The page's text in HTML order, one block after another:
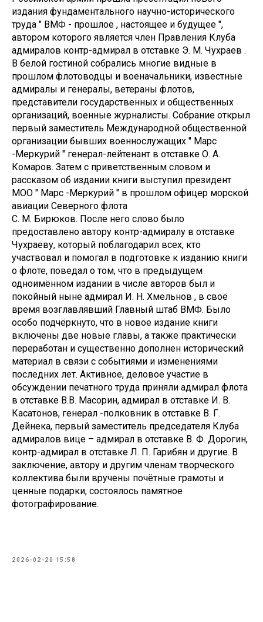
издания фундаментального научно-исторического
труда " ВМФ - прошлое , настоящее и будущее ",
автором которого является член Правления Клуба
адмиралов контр-адмирал в отставке Э. М. Чухраев .
В белой гостиной собрались многие видные в
прошлом флотоводцы и военачальники, известные
адмиралы и генералы, ветераны флотов,
представители государственных и общественных
организаций, военные журналисты. Собрание открыл
первый заместитель Международной общественной
организации бывших военнослужащих " Марс
-Меркурий " генерал-лейтенант в отставке О. А.
Комаров. Затем с приветственным словом и
рассказом об издании книги выступил президент
МОО " Марс -Меркурий " в прошлом офицер морской
авиации Северного флота
С. М. Бирюков. После него слово было
предоставлено автору контр-адмиралу в отставке
Чухраеву, который поблагодарил всех, кто
участвовал и помогал в подготовке к изданию книги
о флоте, поведал о том, что в предыдущем
одноимённом издании в числе авторов был и
покойный ныне адмирал И. Н. Хмельнов , в своё
время возглавлявший Главный штаб ВМФ. Было
особо подчёркнуто, что в новое издание книги
включены две новые главы, а также практически
переработан и существенно дополнен исторический
материал в связи с событиями и изменениями
последних лет. Активное, деловое участие в
обсуждении печатного труда приняли адмирал флота
в отставке В.В. Масорин, адмирал в отставке И. В.
Касатонов, генерал -полковник в отставке В. Г.
Дейнека, первый заместитель председателя Клуба
адмиралов вице – адмирал в отставке В. Ф. Дорогин,
контр-адмирал в отставке Л. П. Гарибян и другие. В
заключение, автору и другим членам творческого
коллектива были вручены почётные грамоты и
ценные подарки, состоялось памятное
фотографирование.
2026-02-20 15:58